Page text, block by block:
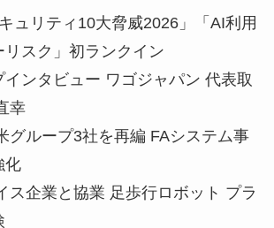
ュリティ10大脅威2026」「AI利用
スク」初ランクイン
インタビュー ワゴジャパン 代表取
幸
グループ3社を再編 FAシステム事
化
ス企業と協業 足歩行ロボット プラ